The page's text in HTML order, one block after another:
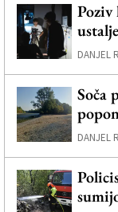
Poziv
DANJEL
Soča
DANJEL